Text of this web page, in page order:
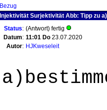
Bezug
Injektivität Surjektivität Abb: Tipp zu a)
Status: (Antwort) fertig
Datum: 11:01 Do 23.07.2020
Autor: HJKweseleit